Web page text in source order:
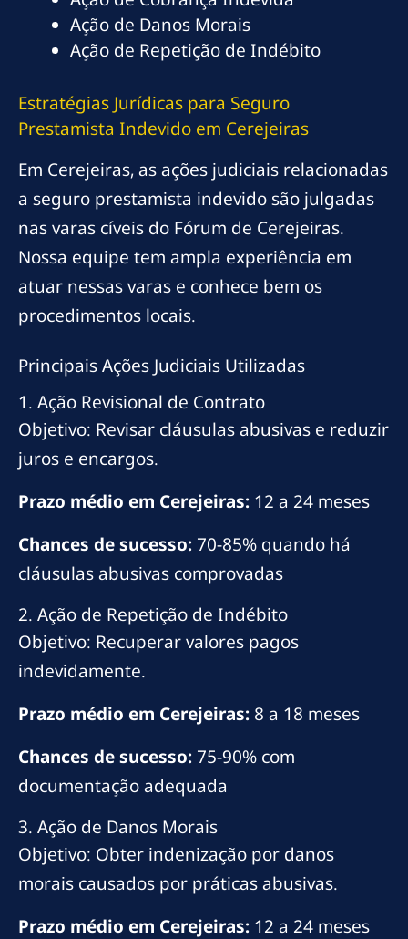
Ação de Danos Morais
Ação de Repetição de Indébito
Estratégias Jurídicas para Seguro
Prestamista Indevido em Cerejeiras
Em Cerejeiras, as ações judiciais relacionadas
a seguro prestamista indevido são julgadas
nas varas cíveis do Fórum de Cerejeiras.
Nossa equipe tem ampla experiência em
atuar nessas varas e conhece bem os
procedimentos locais.
Principais Ações Judiciais Utilizadas
1. Ação Revisional de Contrato
Objetivo: Revisar cláusulas abusivas e reduzir
juros e encargos.
Prazo médio em Cerejeiras: 12 a 24 meses
Chances de sucesso: 70-85% quando há
cláusulas abusivas comprovadas
2. Ação de Repetição de Indébito
Objetivo: Recuperar valores pagos
indevidamente.
Prazo médio em Cerejeiras: 8 a 18 meses
Chances de sucesso: 75-90% com
documentação adequada
3. Ação de Danos Morais
Objetivo: Obter indenização por danos
morais causados por práticas abusivas.
Prazo médio em Cerejeiras: 12 a 24 meses